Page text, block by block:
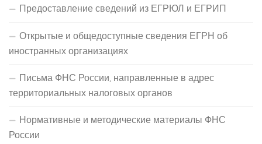
Предоставление сведений из ЕГРЮЛ и ЕГРИП
Открытые и общедоступные сведения ЕГРН об
иностранных организациях
Письма ФНС России, направленные в адрес
территориальных налоговых органов
Нормативные и методические материалы ФНС
России